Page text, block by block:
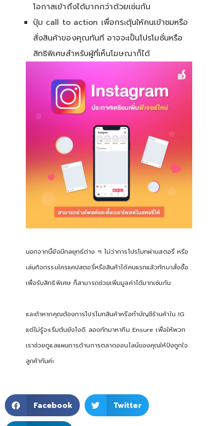
โอกาสเข้าถึงได้มากกว่าด้วยเช่นกัน
ปุ่ม call to action เพื่อกระตุ้นให้คนเข้าชมหรือ
สั่งสินค้าของคุณทันที อาจจะเป็นโปรโมชั่นหรือ
สิทธิพิเศษสำหรับผู้ที่เห็นโฆษณาก็ได้
นอกจากนี้ยังมีกลยุทธ์ต่าง ๆ ไม่ว่าการโปรโมทผ่านสตอรี่ หรือ
เล่นกิจกรรมใครแคปสตอรี่หรือสินค้าได้คนแรกแล้วทักมาสั่งซื้อ
เพื่อรับสิทธิพิเศษ ก็สามารถช่วยเพิ่มมูลค่าได้มากเช่นกัน
และถ้าหากคุณต้องการโปรโมทสินค้าหรือทำบัญชีร้านค้าใน IG
แต่ไม่รู้จะเริ่มต้นยังไงดี ลองทักมาหาทีม Ensure เพื่อให้พวก
เราช่วยดูแลแผนการด้านการตลาดออนไลน์ของคุณให้ปังถูกใจ
ลูกค้ากันค่ะ
Facebook Twitter